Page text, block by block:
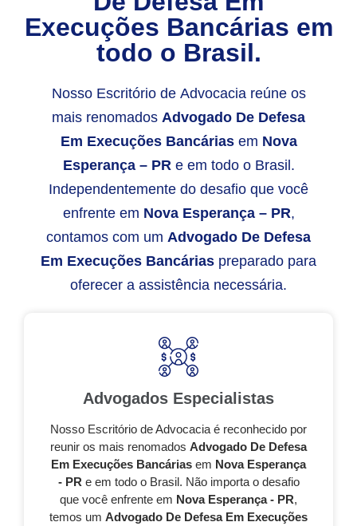
Execuções Bancárias em
todo o Brasil.
Nosso Escritório de Advocacia reúne os
mais renomados Advogado De Defesa
Em Execuções Bancáriasem Nova
Esperança – PR e em todo o Brasil.
Independentemente do desafio que você
enfrente em Nova Esperança – PR,
contamos com um Advogado De Defesa
Em Execuções Bancárias preparado para
oferecer a assistência necessária.
Advogados Especialistas
Nosso Escritório de Advocacia é reconhecido por
reunir os mais renomados Advogado De Defesa
Em Execuções Bancárias em Nova Esperança
- PR e em todo o Brasil. Não importa o desafio
que você enfrente em Nova Esperança - PR,
temos um Advogado De Defesa Em Execuções